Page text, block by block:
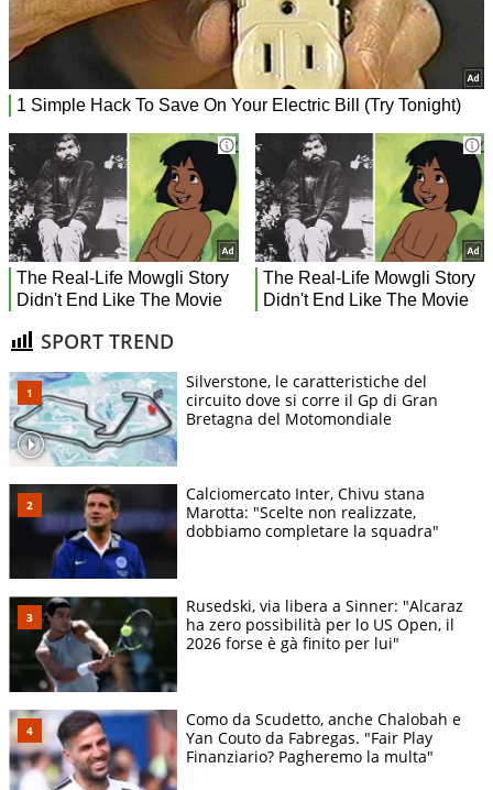
SPORT TREND
Silverstone, le caratteristiche del
circuito dove si corre il Gp di Gran
Bretagna del Motomondiale
Calciomercato Inter, Chivu stana
Marotta: "Scelte non realizzate,
dobbiamo completare la squadra"
Rusedski, via libera a Sinner: "Alcaraz
ha zero possibilità per lo US Open, il
2026 forse è gà finito per lui"
Como da Scudetto, anche Chalobah e
Yan Couto da Fabregas. "Fair Play
Finanziario? Pagheremo la multa"